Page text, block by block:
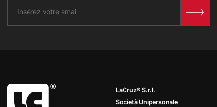
LaCruz® S.r.l.
Società Unipersonale